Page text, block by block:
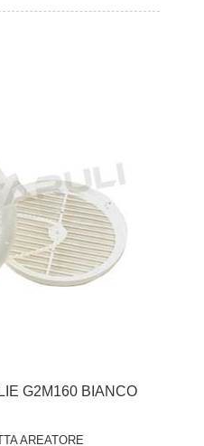
G2M160 BIANCO
AREATORE